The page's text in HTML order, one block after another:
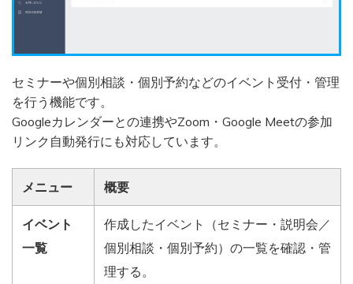
セミナーや個別相談・個別予約などのイベント受付・管理
を行う機能です。
Googleカレンダーとの連携やZoom・Google Meetの参加
リンク自動発行にも対応しています。
メニュー 概要
イベント
一覧
作成したイベント（セミナー・説明会／
個別相談・個別予約）の一覧を確認・管
理する。